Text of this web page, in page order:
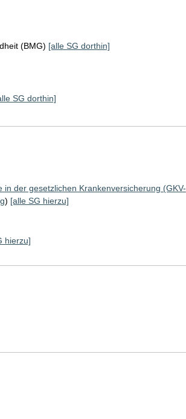
(BMG) [alle SG dorthin]
SG dorthin]
der gesetzlichen Krankenversicherung (GKV-
) [alle SG hierzu]
hierzu]